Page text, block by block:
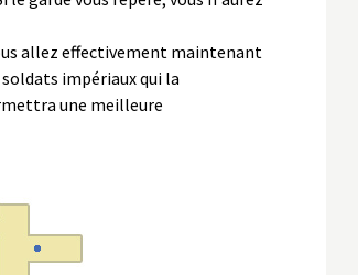
allez effectivement maintenant
impériaux qui la
une meilleure